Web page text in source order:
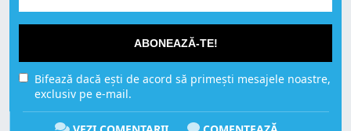
ABONEAZĂ-TE!
Bifează dacă ești de acord să primești mesajele noastre,
exclusiv pe e-mail.